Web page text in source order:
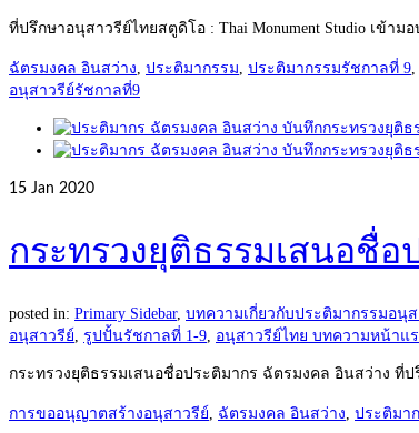
ที่ปรึกษาอนุสาวรีย์ไทยสตูดิโอ : Thai Monument Studio เข้
ฉัตรมงคล อินสว่าง, ประติมากรรม, ประติมากรรมรัชกาลที่ 9,
อนุสาวรีย์รัชกาลที่9
15 Jan 2020
กระทรวงยุติธรรมเสนอชื่อ
posted in: Primary Sidebar, บทความเกี่ยวกับประติมากรรมอนุส
อนุสาวรีย์, รูปปั้นรัชกาลที่ 1-9, อนุสาวรีย์ไทย บทความหน้าแ
กระทรวงยุติธรรมเสนอชื่อประติมากร ฉัตรมงคล อินสว่าง ที่
การขออนุญาตสร้างอนุสาวรีย์, ฉัตรมงคล อินสว่าง, ประติมา